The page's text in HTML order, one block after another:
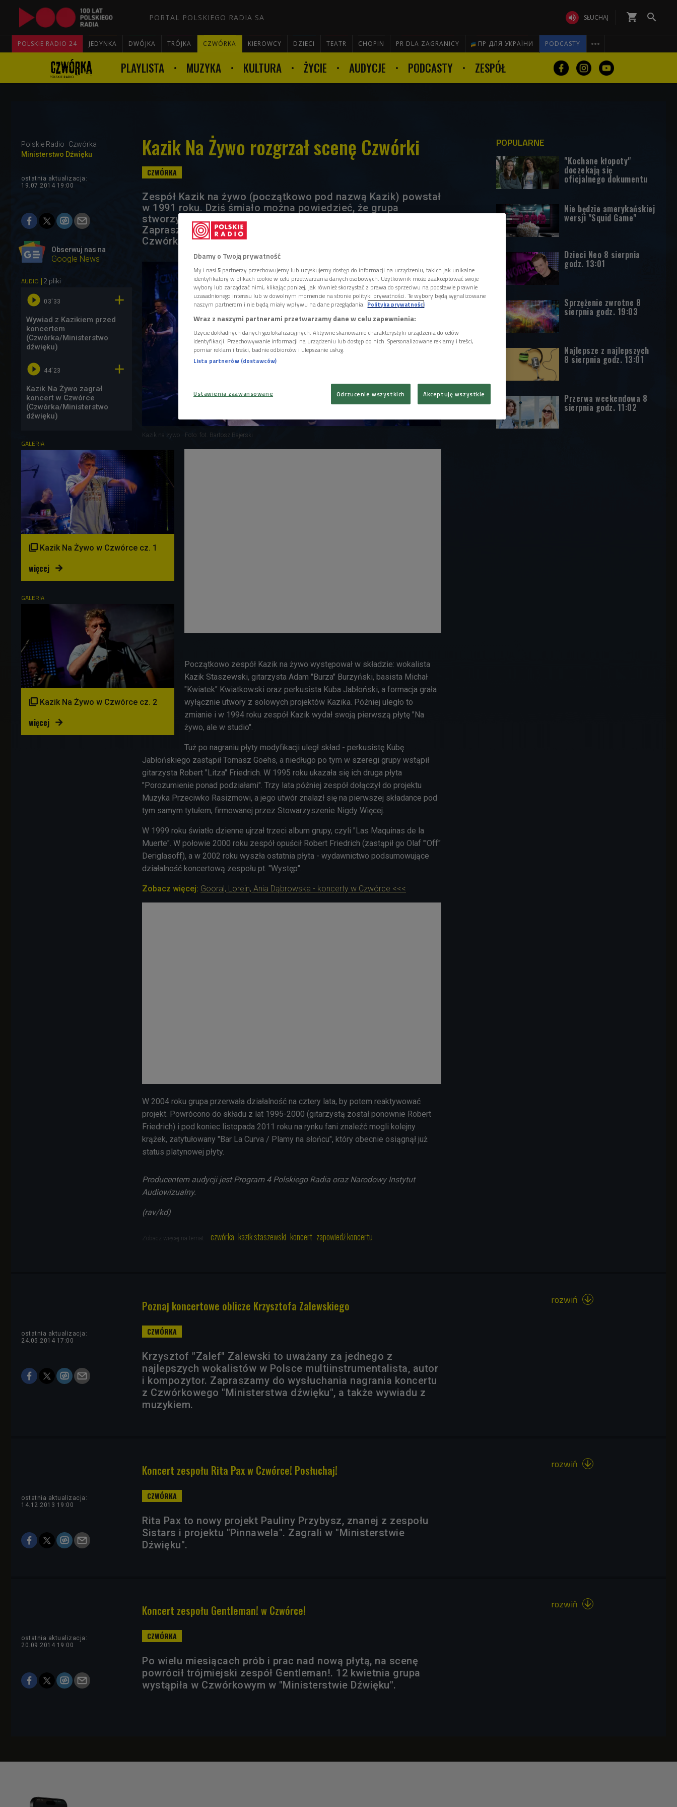
PORTAL POLSKIEGO RADIA SA  SŁUCHAJ shopping_cart 
POLSKIE RADIO 24 JEDYNKA DWÓJKA TRÓJKA CZWÓRKA KIEROWCY DZIECI TEATR CHOPIN PR DLA ZAGRANICY ПР ДЛЯ УКРАЇНИ PODCASTY 

PLAYLISTA MUZYKA KULTURA ŻYCIE AUDYCJE PODCASTY ZESPÓŁ
Polskie Radio
Czwórka
Ministerstwo Dźwięku
Kazik Na Żywo rozgrzał scenę Czwórki
ostatnia aktualizacja:
19.07.2014 19:00
Obserwuj nas na
Google News
Zespół Kazik na żywo (początkowo pod nazwą Kazik) powstał
w 1991 roku. Dziś śmiało można powiedzieć, że grupa
stworzyła własny nurt w polskiej muzyce rozrywkowej.
Zapraszamy do wysłuchania nagrania koncertu w
Czwórkowym "Ministerstwie dźwięku".
AUDIO 2 pliki
 03'33 
Wywiad z Kazikiem przed
koncertem
(Czwórka/Ministerstwo
dźwięku)
 44'23 
Kazik Na Żywo zagrał
koncert w Czwórce
(Czwórka/Ministerstwo
dźwięku)
Kazik na żywo Foto: fot. Bartosz Bajerski
GALERIA
 Kazik Na Żywo w Czwórce cz. 1
więcej 
GALERIA
 Kazik Na Żywo w Czwórce cz. 2
więcej 
Początkowo zespół Kazik na żywo występował w składzie: wokalista
Kazik Staszewski, gitarzysta Adam "Burza" Burzyński, basista Michał
"Kwiatek" Kwiatkowski oraz perkusista Kuba Jabłoński, a formacja grała
wyłącznie utwory z solowych projektów Kazika. Później uległo to
zmianie i w 1994 roku zespół Kazik wydał swoją pierwszą płytę "Na
żywo, ale w studio".
Tuż po nagraniu płyty modyfikacji uległ skład - perkusistę Kubę
Jabłońskiego zastąpił Tomasz Goehs, a niedługo po tym w szeregi grupy wstąpił
gitarzysta Robert "Litza" Friedrich. W 1995 roku ukazała się ich druga płyta
"Porozumienie ponad podziałami". Trzy lata później zespół dołączył do projektu
Muzyka Przeciwko Rasizmowi, a jego utwór znalazł się na pierwszej składance pod
tym samym tytułem, firmowanej przez Stowarzyszenie Nigdy Więcej.
W 1999 roku światło dzienne ujrzał trzeci album grupy, czyli "Las Maquinas de la
Muerte". W połowie 2000 roku zespół opuścił Robert Friedrich (zastąpił go Olaf "'Off"
Deriglasoff), a w 2002 roku wyszła ostatnia płyta - wydawnictwo podsumowujące
działalność koncertową zespołu pt. "Występ".
Zobacz więcej: Gooral, Lorein, Ania Dąbrowska - koncerty w Czwórce <<<
W 2004 roku grupa przerwała działalność na cztery lata, by potem reaktywować
projekt. Powrócono do składu z lat 1995-2000 (gitarzystą został ponownie Robert
Friedrich) i pod koniec listopada 2011 roku na rynku fani znaleźć mogli kolejny
krążek, zatytułowany "Bar La Curva / Plamy na słońcu", który obecnie osiągnął już
status platynowej płyty.
Producentem audycji jest Program 4 Polskiego Radia oraz Narodowy Instytut
Audiowizualny.
(rav/kd)
Zobacz więcej na temat: czwórka kazik staszewski koncert zapowiedź koncertu
POPULARNE
"Kochane kłopoty"
doczekają się
oficjalnego dokumentu
Nie będzie amerykańskiej
wersji "Squid Game"
Dzieci Neo 8 sierpnia
godz. 13:01
Sprzężenie zwrotne 8
sierpnia godz. 19:03
Najlepsze z najlepszych
8 sierpnia godz. 13:01
Przerwa weekendowa 8
sierpnia godz. 11:02
Poznaj koncertowe oblicze Krzysztofa Zalewskiego
ostatnia aktualizacja:
24.05.2014 17:00
Krzysztof "Zalef" Zalewski to uważany za jednego z
najlepszych wokalistów w Polsce multiinstrumentalista, autor
i kompozytor. Zapraszamy do wysłuchania nagrania koncertu
z Czwórkowego "Ministerstwa dźwięku", a także wywiadu z
muzykiem.
rozwiń 
Koncert zespołu Rita Pax w Czwórce! Posłuchaj!
ostatnia aktualizacja:
14.12.2013 19:00
Rita Pax to nowy projekt Pauliny Przybysz, znanej z zespołu
Sistars i projektu "Pinnawela". Zagrali w "Ministerstwie
Dźwięku".
rozwiń 
Koncert zespołu Gentleman! w Czwórce!
ostatnia aktualizacja:
20.09.2014 19:00
Po wielu miesiącach prób i prac nad nową płytą, na scenę
powrócił trójmiejski zespół Gentleman!. 12 kwietnia grupa
wystąpiła w Czwórkowym w "Ministerstwie Dźwięku".
rozwiń 
Dbamy o Twoją prywatność
My i nasi 5 partnerzy przechowujemy lub uzyskujemy dostęp do informacji na urządzeniu, takich jak unikalne
identyfikatory w plikach cookie w celu przetwarzania danych osobowych. Użytkownik może zaakceptować swoje
wybory lub zarządzać nimi, klikając poniżej, jak również skorzystać z prawa do sprzeciwu na podstawie prawnie
uzasadnionego interesu lub w dowolnym momencie na stronie polityki prywatności. Te wybory będą sygnalizowane
naszym partnerom i nie będą miały wpływu na dane przeglądania. Polityka prywatności
Wraz z naszymi partnerami przetwarzamy dane w celu zapewnienia:
Użycie dokładnych danych geolokalizacyjnych. Aktywne skanowanie charakterystyki urządzenia do celów
identyfikacji. Przechowywanie informacji na urządzeniu lub dostęp do nich. Spersonalizowane reklamy i treści,
pomiar reklam i treści, badnie odbiorców i ulepszanie usług.
Lista partnerów (dostawców)
Ustawienia zaawansowane Odrzucenie wszystkich Akceptuję wszystkie